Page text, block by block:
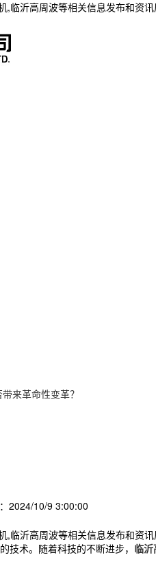
,临沂高周波等相关信息发布和资讯
来革命性变革？
2024/10/9 3:00:00
,临沂高周波等相关信息发布和资讯
技术。随着科技的不断进步， 临